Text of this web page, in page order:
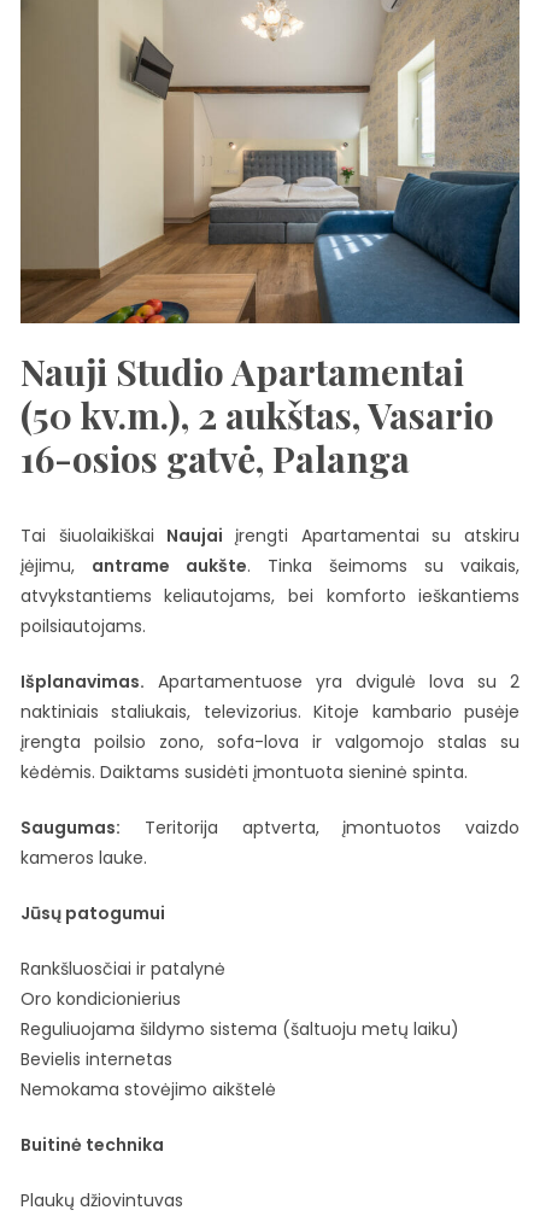
Nauji Studio Apartamentai
(50 kv.m.), 2 aukštas, Vasario
16-osios gatvė, Palanga
Tai šiuolaikiškai Naujai įrengti Apartamentai su atskiru
įėjimu, antrame aukšte. Tinka šeimoms su vaikais,
atvykstantiems keliautojams, bei komforto ieškantiems
poilsiautojams.
Išplanavimas. Apartamentuose yra dvigulė lova su 2
naktiniais staliukais, televizorius. Kitoje kambario pusėje
įrengta poilsio zono, sofa-lova ir valgomojo stalas su
kėdėmis. Daiktams susidėti įmontuota sieninė spinta.
Saugumas: Teritorija aptverta, įmontuotos vaizdo
kameros lauke.
Jūsų patogumui
Rankšluosčiai ir patalynė
Oro kondicionierius
Reguliuojama šildymo sistema (šaltuoju metų laiku)
Bevielis internetas
Nemokama stovėjimo aikštelė
Buitinė technika
Plaukų džiovintuvas